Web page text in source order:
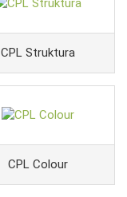
CPL Struktura
CPL Colour